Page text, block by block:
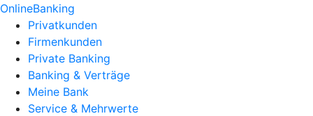
OnlineBanking
Privatkunden
Firmenkunden
Private Banking
Banking & Verträge
Meine Bank
Service & Mehrwerte